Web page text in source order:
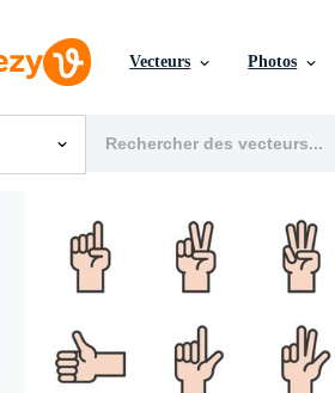
Vecteurs Photos